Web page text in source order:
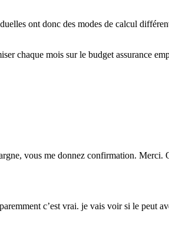
ont donc des modes de calcul
chaque mois sur le budget assurance
vous me donnez confirmation. Merci.
c’est vrai. je vais voir si le peut